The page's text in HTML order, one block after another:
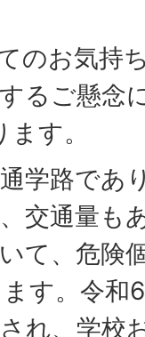
のお気持
るご懸念
す。
学路であ
交通量も
て、危険
す。令和
れ、学校